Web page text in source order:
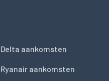
Delta aankomsten
Ryanair aankomsten